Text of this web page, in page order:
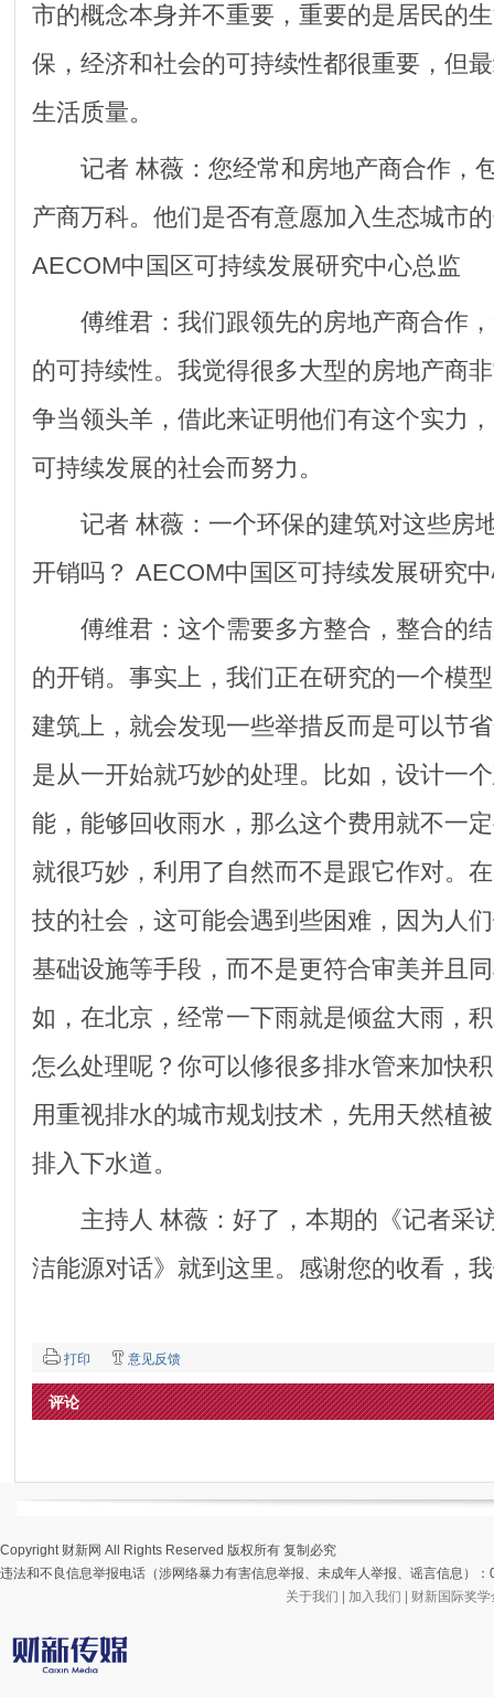
市的概念本身并不重要，重要的是居民的
保，经济和社会的可持续性都很重要，但
生活质量。
记者 林薇：您经常和房地产商合作，
产商万科。他们是否有意愿加入生态城市
AECOM中国区可持续发展研究中心总监
傅维君：我们跟领先的房地产商合作，
的可持续性。我觉得很多大型的房地产商
争当领头羊，借此来证明他们有这个实力
可持续发展的社会而努力。
记者 林薇：一个环保的建筑对这些房
开销吗？ AECOM中国区可持续发展研究
傅维君：这个需要多方整合，整合的结
的开销。事实上，我们正在研究的一个模
建筑上，就会发现一些举措反而是可以节
是从一开始就巧妙的处理。比如，设计一
能，能够回收雨水，那么这个费用就不一
就很巧妙，利用了自然而不是跟它作对。
技的社会，这可能会遇到些困难，因为人
基础设施等手段，而不是更符合审美并且
如，在北京，经常一下雨就是倾盆大雨，
怎么处理呢？你可以修很多排水管来加快
用重视排水的城市规划技术，先用天然植
排入下水道。
主持人 林薇：好了，本期的《记者采
洁能源对话》就到这里。感谢您的收看，
打印 意见反馈
评论
Copyright 财新网 All Rights Reserved 版权所有 复制必究
违法和不良信息举报电话（涉网络暴力有害信息举报、未成年人举报、谣言信息
关于我们
加入我们 财新国际奖学